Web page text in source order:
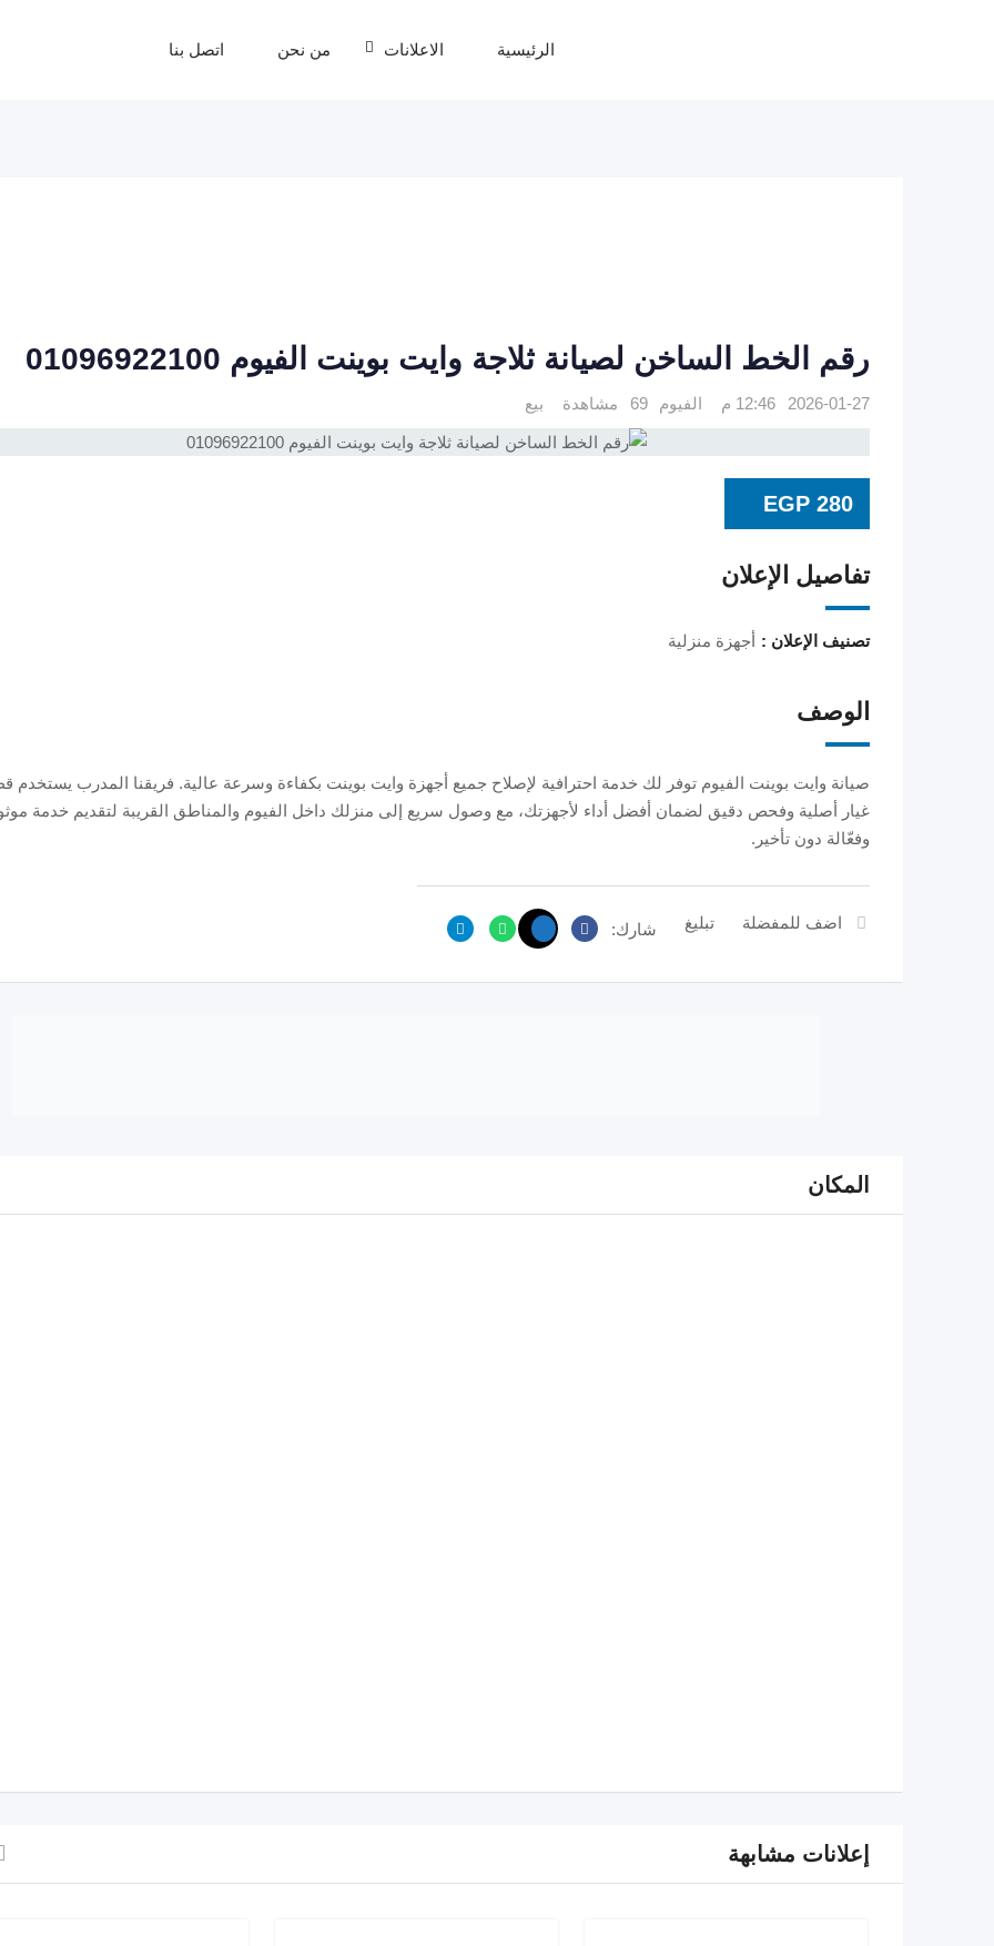
الرئيسية الاعلانات من نحن اتصل بنا
رقم الخط الساخن لصيانة ثلاجة وايت بوينت الفيوم 01096922100
2026-01-27 12:46 م الفيوم 69 مشاهدة بيع
EGP 280
تفاصيل الإعلان
تصنيف الإعلان : أجهزة منزلية
الوصف
صيانة وايت بوينت الفيوم توفر لك خدمة احترافية لإصلاح جميع أجهزة وايت بوينت بكفاءة وسرعة عالية. فريقنا المدرب يستخدم
غيار أصلية وفحص دقيق لضمان أفضل أداء لأجهزتك، مع وصول سريع إلى منزلك داخل الفيوم والمناطق القريبة لتقديم خدمة
وفعّالة دون تأخير.
اضف للمفضلة تبليغ شارك:
المكان
إعلانات مشابهة